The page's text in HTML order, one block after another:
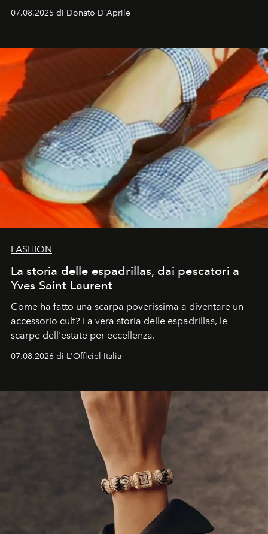
07.08.2025 di Donato D'Aprile
FASHION
La storia delle espadrillas, dai pescatori a
Yves Saint Laurent
Come ha fatto una scarpa poverissima a diventare un
accessorio cult? La vera storia delle espadrillas, le
scarpe dell'estate per eccellenza.
07.08.2026 di L'Officiel Italia